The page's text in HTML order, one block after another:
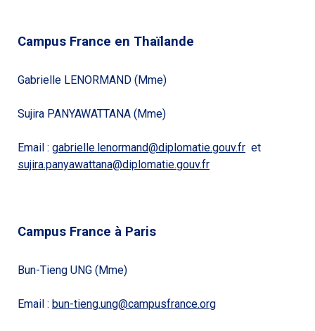
Campus France en Thaïlande
Gabrielle LENORMAND (Mme)
Sujira PANYAWATTANA (Mme)
Email : gabrielle.lenormand@diplomatie.gouv.fr et
sujira.panyawattana@diplomatie.gouv.fr
Campus France à Paris
Bun-Tieng UNG (Mme)
Email : bun-tieng.ung@campusfrance.org